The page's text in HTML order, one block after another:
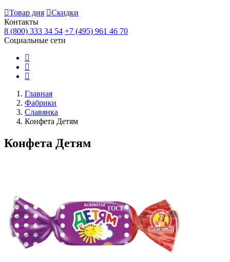
Товар дня
Скидки
Контакты
8 (800) 333 34 54 +7 (495) 961 46 70
Социальные сети
Главная
Фабрики
Славянка
Конфета Детям
Конфета Детям